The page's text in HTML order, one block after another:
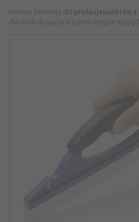
Idealna zarówno dla profesjonalistów z
dla osób dbających o perfekcyjny